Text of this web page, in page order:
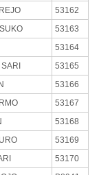
53162
53163
53164
53165
53166
53167
53168
53169
53170